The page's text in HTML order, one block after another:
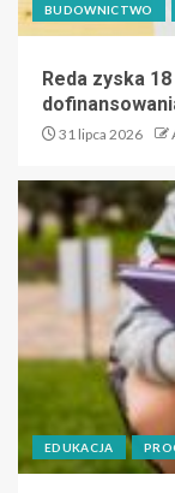
BUDOWNICTWO
Reda zyska
31 lipca 2026
EDUKACJA